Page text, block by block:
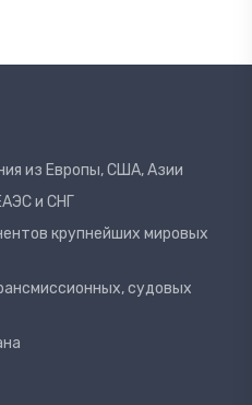
из Европы, США, Азии
и СНГ
крупнейших мировых
судовых